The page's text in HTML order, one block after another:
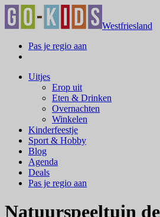
Westfriesland
Pas je regio aan
Uitjes
Erop uit
Eten & Drinken
Overnachten
Winkelen
Kinderfeestje
Sport & Hobby
Blog
Agenda
Deals
Pas je regio aan
Natuurspeeltuin